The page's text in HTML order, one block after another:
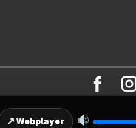
↗ Webplayer